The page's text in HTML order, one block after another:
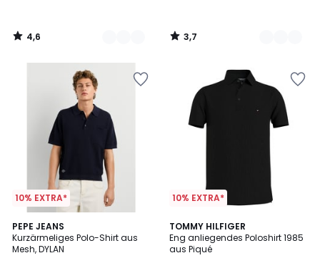
4,6
/
3,7
/
10% EXTRA*
PEPE JEANS
Kurzärmeliges Polo-Shirt aus
Mesh, DYLAN
10% EXTRA*
TOMMY HILFIGER
Eng anliegendes Poloshirt 1985
aus Piqué
4
/
5
7
Farben